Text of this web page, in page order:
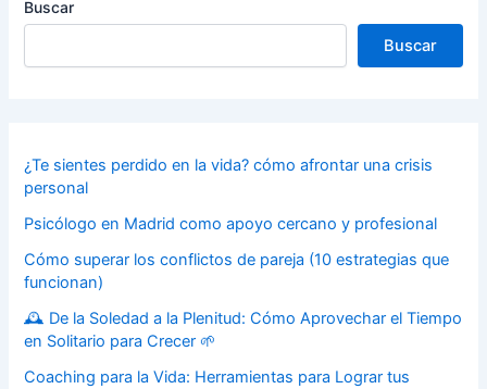
Buscar
Buscar
¿Te sientes perdido en la vida? cómo afrontar una crisis
personal
Psicólogo en Madrid como apoyo cercano y profesional
Cómo superar los conflictos de pareja (10 estrategias que
funcionan)
🕰️ De la Soledad a la Plenitud: Cómo Aprovechar el Tiempo
en Solitario para Crecer 🌱
Coaching para la Vida: Herramientas para Lograr tus